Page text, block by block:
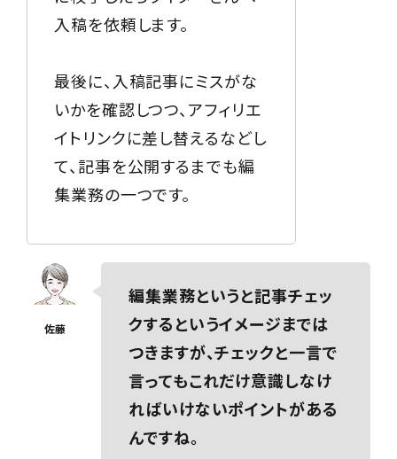
入稿を依頼します。
最後に、入稿記事にミスがな
いかを確認しつつ、アフィリエ
イトリンクに差し替えるなどし
て、記事を公開するまでも編
集業務の一つです。
編集業務というと記事チェッ
クするというイメージまでは
つきますが、チェックと一言で
言ってもこれだけ意識しなけ
ればいけないポイントがある
んですね。